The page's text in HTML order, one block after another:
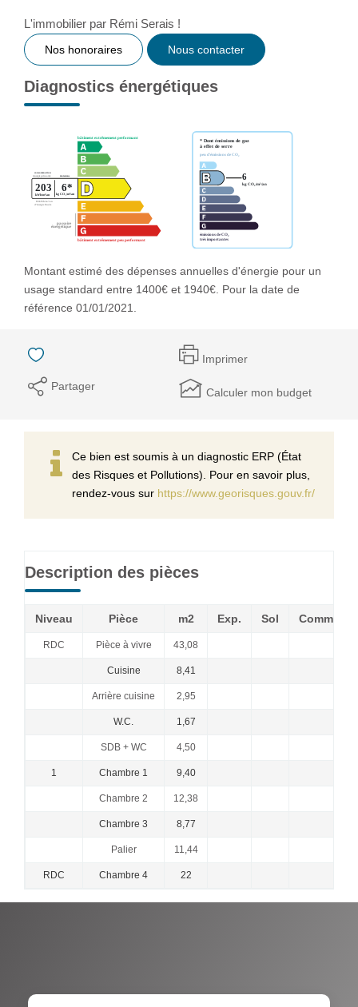
L'immobilier par Rémi Serais !
Nos honoraires Nous contacter
Diagnostics énergétiques
Montant estimé des dépenses annuelles d'énergie pour un
usage standard entre 1400€ et 1940€. Pour la date de
référence 01/01/2021.
Imprimer
Partager Calculer mon budget
Ce bien est soumis à un diagnostic ERP (État
des Risques et Pollutions). Pour en savoir plus,
rendez-vous sur https://www.georisques.gouv.fr/
Description des pièces
Niveau Pièce m2 Exp. Sol
RDC Pièce à vivre 43,08
Cuisine 8,41
Arrière cuisine 2,95
W.C. 1,67
SDB + WC 4,50
1 Chambre 1 9,40
Chambre 2 12,38
Chambre 3 8,77
Palier 11,44
RDC Chambre 4 22